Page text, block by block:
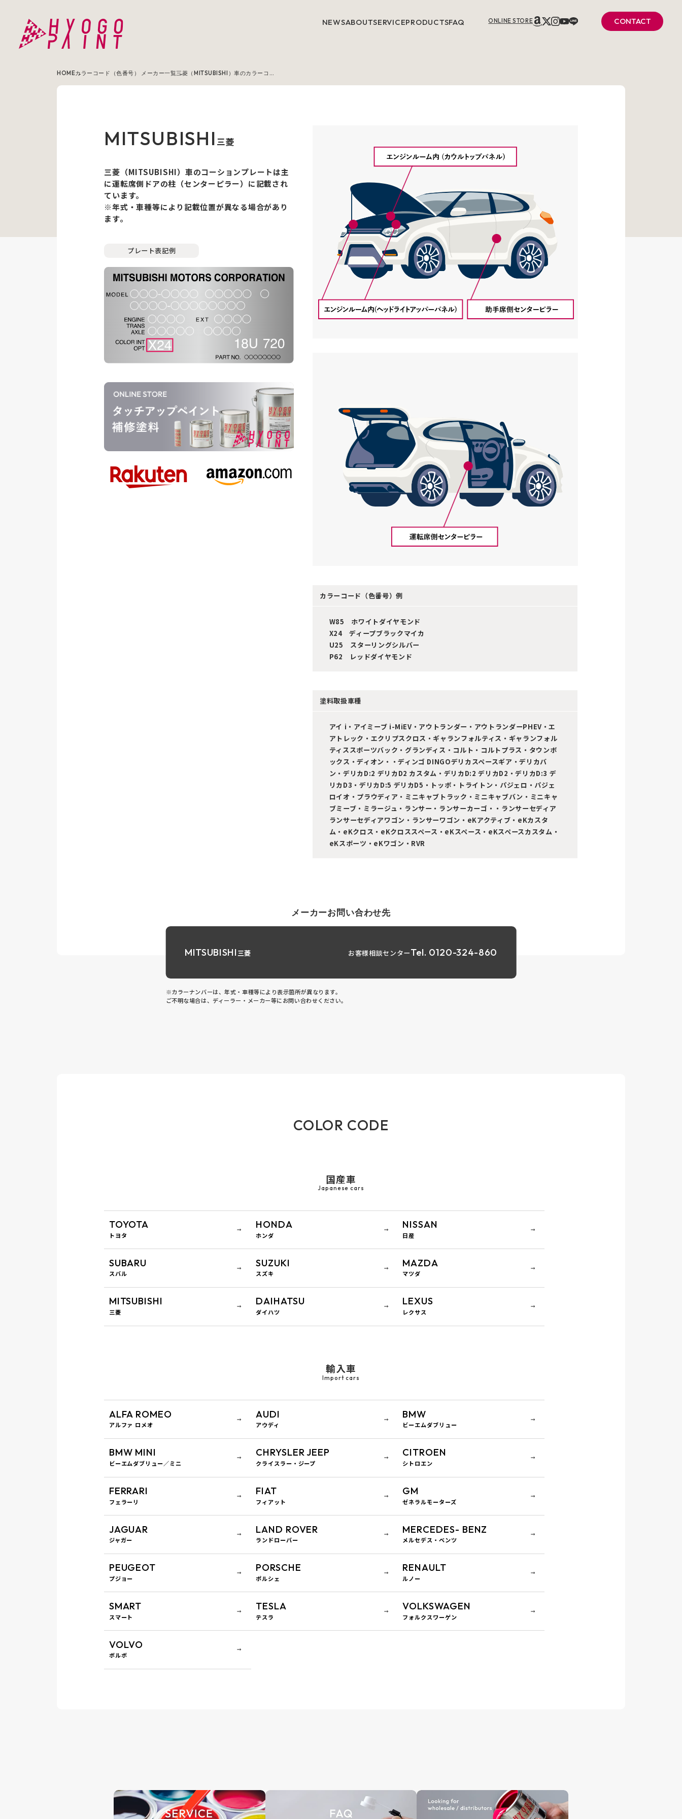
NEWSABOUTSERVICEPRODUCTSFAQ ONLINE STORE CONTACT
HOMEカラーコード（色番号） メーカー一覧 三菱（MITSUBISHI）車のカラーコード記載場所
MITSUBISHI 三菱
三菱（MITSUBISHI）車のコーションプレートは主
に運転席側ドアの柱（センターピラー）に記載され
ています。
※年式・車種等により記載位置が異なる場合があり
ます。
プレート表記例
カラーコード（色番号）例
W85 ホワイトダイヤモンド
X24 ディープブラックマイカ
U25 スターリングシルバー
P62 レッドダイヤモンド
塗料取扱車種
アイ i・アイミーブ i-MiEV・アウトランダー・アウトランダーPHEV・エ
アトレック・エクリプスクロス・ギャランフォルティス・ギャランフォル
ティススポーツバック・グランディス・コルト・コルトプラス・タウンボ
ックス・ディオン・・ディンゴ DINGOデリカスペースギア・デリカバ
ン・デリカD:2 デリカD2 カスタム・デリカD:2 デリカD2・デリカD:3 デ
リカD3・デリカD:5 デリカD5・トッポ・トライトン・パジェロ・パジェ
ロイオ・プラウディア・ミニキャブトラック・ミニキャブバン・ミニキャ
ブミーブ・ミラージュ・ランサー・ランサーカーゴ・・ランサーセディア
ランサーセディアワゴン・ランサーワゴン・eKアクティブ・eKカスタ
ム・eKクロス・eKクロススペース・eKスペース・eKスペースカスタム・
eKスポーツ・eKワゴン・RVR
メーカーお問い合わせ先
MITSUBISHI三菱 お客様相談センターTel. 0120-324-860
※カラーナンバーは、年式・車種等により表示箇所が異なります。
ご不明な場合は、ディーラー・メーカー等にお問い合わせください。
COLOR CODE
国産車
Japanese cars
TOYOTA
トヨタ
HONDA
ホンダ
NISSAN
日産
SUBARU
スバル
SUZUKI
スズキ
MAZDA
マツダ
MITSUBISHI
三菱
DAIHATSU
ダイハツ
LEXUS
レクサス
輸入車
Import cars
ALFA ROMEO
アルファ ロメオ
AUDI
アウディ
BMW
ビーエムダブリュー
BMW MINI
ビーエムダブリュー／ミニ
CHRYSLER JEEP
クライスラー・ジープ
CITROEN
シトロエン
FERRARI
フェラーリ
FIAT
フィアット
GM
ゼネラルモーターズ
JAGUAR
ジャガー
LAND ROVER
ランドローバー
MERCEDES- BENZ
メルセデス・ベンツ
PEUGEOT
プジョー
PORSCHE
ポルシェ
RENAULT
ルノー
SMART
スマート
TESLA
テスラ
VOLKSWAGEN
フォルクスワーゲン
VOLVO
ボルボ